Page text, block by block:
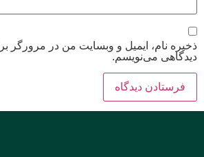
ذخیره نام، ایمیل و وبسایت من در مرورگر
دیدگاهی می‌نویسم.